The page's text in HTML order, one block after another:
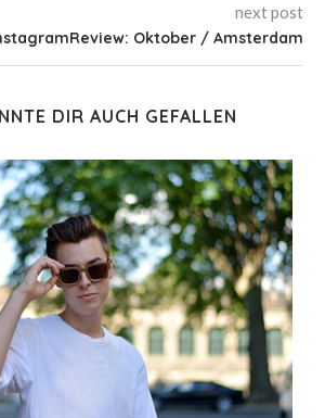
next post
Oktober / Amsterdam
DIR AUCH GEFALLEN